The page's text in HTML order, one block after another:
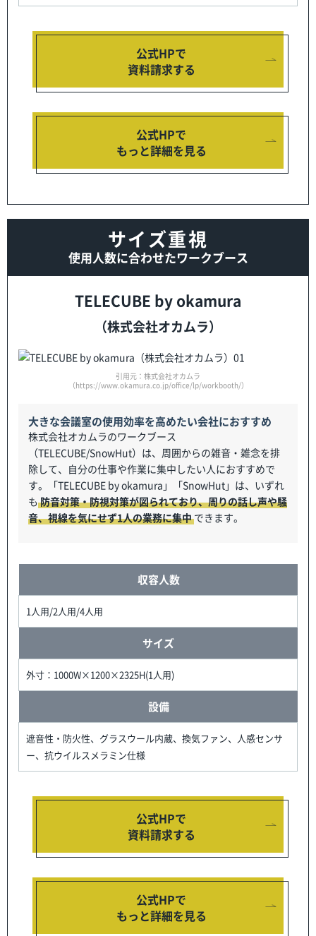
公式HPで
資料請求する
公式HPで
もっと詳細を見る
サイズ重視
使用人数に合わせたワークブース
TELECUBE by okamura
（株式会社オカムラ）
引用元：株式会社オカムラ
（https://www.okamura.co.jp/office/lp/workbooth/）
大きな会議室の使用効率を高めたい会社におすすめ
株式会社オカムラのワークブース
（TELECUBE/SnowHut）は、周囲からの雑音・雑念を排
除して、自分の仕事や作業に集中したい人におすすめで
す。「TELECUBE by okamura」「SnowHut」は、いずれ
も 防音対策・防視対策が図られており、周りの話し声や騒
音、視線を気にせず1人の業務に集中できます。
収容人数
1人用/2人用/4人用
サイズ
外寸：1000W×1200×2325H(1人用)
設備
遮音性・防火性、グラスウール内蔵、換気ファン、人感センサ
ー、抗ウイルスメラミン仕様
公式HPで
資料請求する
公式HPで
もっと詳細を見る